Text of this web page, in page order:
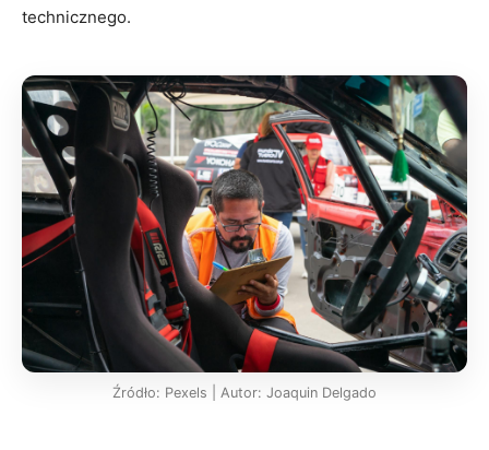
technicznego.
Źródło: Pexels | Autor: Joaquin Delgado